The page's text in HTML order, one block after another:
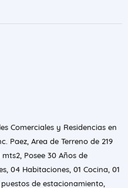
Comerciales y Residencias en
Paez, Area de Terreno de 219
Posee 30 Años de
04 Habitaciones, 01 Cocina, 01
de estacionamiento,